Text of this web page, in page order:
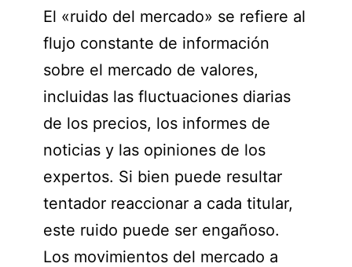
El «ruido del mercado» se refiere al
flujo constante de información
sobre el mercado de valores,
incluidas las fluctuaciones diarias
de los precios, los informes de
noticias y las opiniones de los
expertos. Si bien puede resultar
tentador reaccionar a cada titular,
este ruido puede ser engañoso.
Los movimientos del mercado a